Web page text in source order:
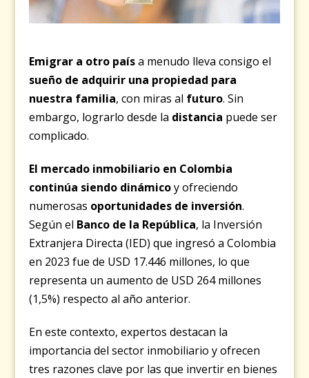
Emigrar a otro paísa menudo lleva consigo el
sueño de adquirir una propiedad para
nuestra familia, con miras al futuro. Sin
embargo, lograrlo desde la distancia puede ser
complicado.
El mercado inmobiliario en Colombia
continúa siendo dinámicoy ofreciendo
numerosas oportunidades de inversión.
Según el Banco de la República, la Inversión
Extranjera Directa (IED) que ingresó a Colombia
en 2023 fue de USD 17.446 millones, lo que
representa un aumento de USD 264 millones
(1,5%) respecto al año anterior.
En este contexto, expertos destacan la
importancia del sector inmobiliario y ofrecen
tres razones clave por las que invertir en bienes